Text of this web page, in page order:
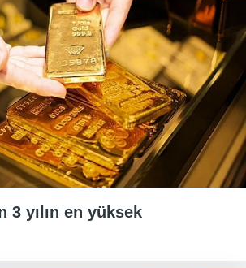
3 yılın en yüksek